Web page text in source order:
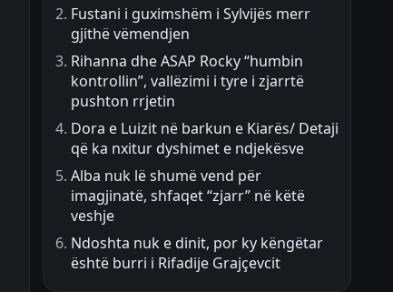
Fustani i guximshëm i Sylvijës merr
gjithë vëmendjen
Rihanna dhe ASAP Rocky “humbin
kontrollin”, vallëzimi i tyre i zjarrtë
pushton rrjetin
Dora e Luizit në barkun e Kiarës/ Detaji
që ka nxitur dyshimet e ndjekësve
Alba nuk lë shumë vend për
imagjinatë, shfaqet “zjarr” në këtë
veshje
Ndoshta nuk e dinit, por ky këngëtar
është burri i Rifadije Grajçevcit